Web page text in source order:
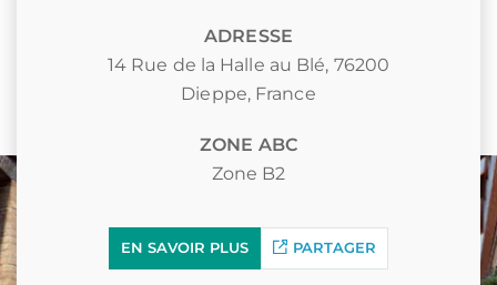
ADRESSE
14 Rue de la Halle au Blé, 76200
Dieppe, France
ZONE ABC
Zone B2
EN SAVOIR PLUS PARTAGER